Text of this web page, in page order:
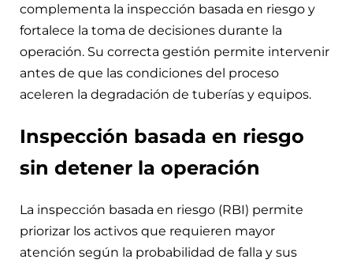
complementa la inspección basada en riesgo y
fortalece la toma de decisiones durante la
operación. Su correcta gestión permite intervenir
antes de que las condiciones del proceso
aceleren la degradación de tuberías y equipos.
Inspección basada en riesgo
sin detener la operación
La inspección basada en riesgo (RBI) permite
priorizar los activos que requieren mayor
atención según la probabilidad de falla y sus